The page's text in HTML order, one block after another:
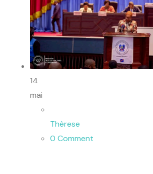
14
mai
Thèrese
0 Comment